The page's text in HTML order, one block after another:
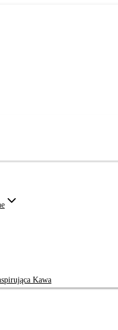
Kawa